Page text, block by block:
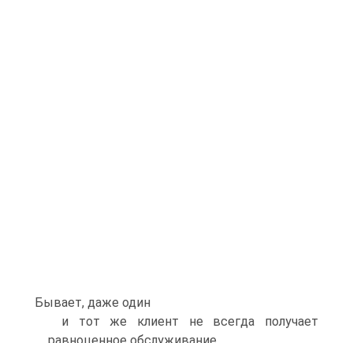
Бывает, даже один
и тот же клиент не всегда получает